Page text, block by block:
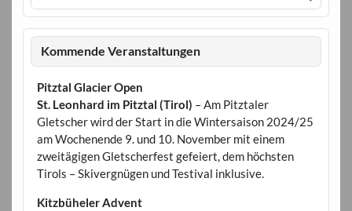
Kommende Veranstaltungen
Pitztal Glacier Open
St. Leonhard im Pitztal (Tirol) – Am Pitztaler
Gletscher wird der Start in die Wintersaison 2024/25
am Wochenende 9. und 10. November mit einem
zweitägigen Gletscherfest gefeiert, dem höchsten
Tirols – Skivergnügen und Testival inklusive.
Kitzbüheler Advent